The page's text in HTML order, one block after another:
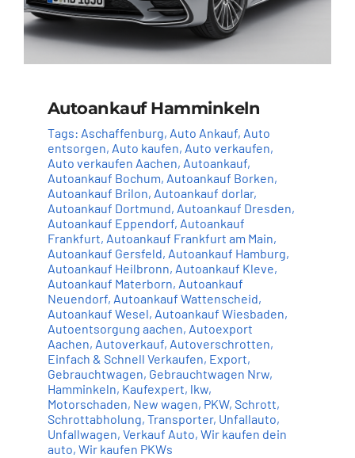
Autoankauf Hamminkeln
Tags: Aschaffenburg, Auto Ankauf, Auto
entsorgen, Auto kaufen, Auto verkaufen,
Auto verkaufen Aachen, Autoankauf,
Autoankauf Bochum, Autoankauf Borken,
Autoankauf Brilon, Autoankauf dorlar,
Autoankauf Dortmund, Autoankauf Dresden,
Autoankauf Eppendorf, Autoankauf
Frankfurt, Autoankauf Frankfurt am Main,
Autoankauf Gersfeld, Autoankauf Hamburg,
Autoankauf Heilbronn, Autoankauf Kleve,
Autoankauf Materborn, Autoankauf
Neuendorf, Autoankauf Wattenscheid,
Autoankauf Wesel, Autoankauf Wiesbaden,
Autoentsorgung aachen, Autoexport
Aachen, Autoverkauf, Autoverschrotten,
Einfach & Schnell Verkaufen, Export,
Gebrauchtwagen, Gebrauchtwagen Nrw,
Hamminkeln, Kaufexpert, lkw,
Motorschaden, New wagen, PKW, Schrott,
Schrottabholung, Transporter, Unfallauto,
Unfallwagen, Verkauf Auto, Wir kaufen dein
auto, Wir kaufen PKWs